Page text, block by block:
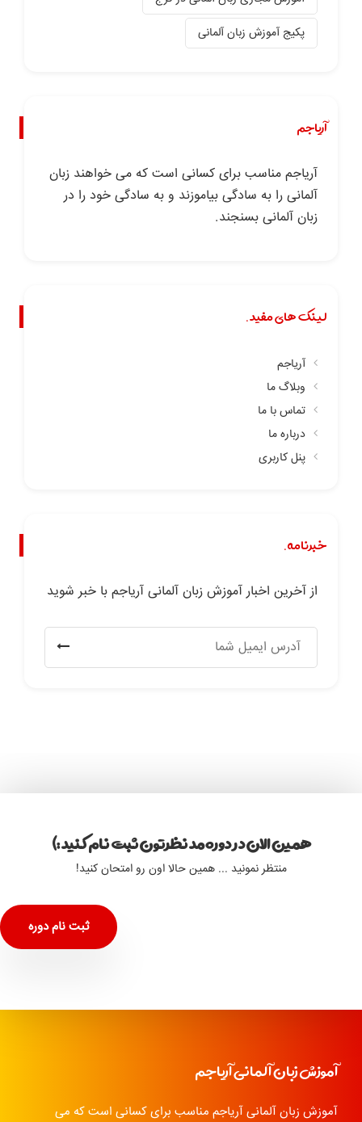
پکیج آموزش زبان آلمانی
آریاجم
آریاجم مناسب برای کسانی است که می خواهند زبان
آلمانی را به سادگی بیاموزند و به سادگی خود را در
زبان آلمانی بسنجند.
لینک های مفید.
آریاجم
وبلاگ ما
تماس با ما
درباره ما
پنل کاربری
خبرنامه.
از آخرین اخبار آموزش زبان آلمانی آریاجم با خبر شوید
همین الان در دوره مد نظرتون ثبت نام کنید :)
منتظر نمونید ... همین حالا اون رو امتحان کنید!
ثبت نام دوره
آموزش زبان آلمانی آریاجم
آموزش زبان آلمانی آریاجم مناسب برای کسانی است که می